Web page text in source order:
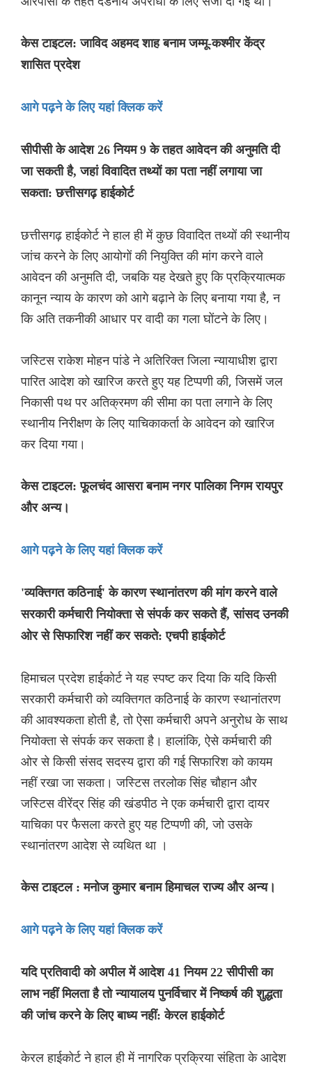
केस टाइटल: जाविद अहमद शाह बनाम जम्मू-कश्मीर केंद्र
शासित प्रदेश
आगे पढ़ने के लिए यहां क्लिक करें
सीपीसी के आदेश 26 नियम 9 के तहत आवेदन की अनुमति दी
जा सकती है, जहां विवादित तथ्यों का पता नहीं लगाया जा
सकता: छत्तीसगढ़ हाईकोर्ट
छत्तीसगढ़ हाईकोर्ट ने हाल ही में कुछ विवादित तथ्यों की स्थानीय
जांच करने के लिए आयोगों की नियुक्ति की मांग करने वाले
आवेदन की अनुमति दी, जबकि यह देखते हुए कि प्रक्रियात्मक
कानून न्याय के कारण को आगे बढ़ाने के लिए बनाया गया है, न
कि अति तकनीकी आधार पर वादी का गला घोंटने के लिए।
जस्टिस राकेश मोहन पांडे ने अतिरिक्त जिला न्यायाधीश द्वारा
पारित आदेश को खारिज करते हुए यह टिप्पणी की, जिसमें जल
निकासी पथ पर अतिक्रमण की सीमा का पता लगाने के लिए
स्थानीय निरीक्षण के लिए याचिकाकर्ता के आवेदन को खारिज
कर दिया गया।
केस टाइटल: फूलचंद आसरा बनाम नगर पालिका निगम रायपुर
और अन्य।
आगे पढ़ने के लिए यहां क्लिक करें
'व्यक्तिगत कठिनाई' के कारण स्थानांतरण की मांग करने वाले
सरकारी कर्मचारी नियोक्ता से संपर्क कर सकते हैं, सांसद उनकी
ओर से सिफारिश नहीं कर सकते: एचपी हाईकोर्ट
हिमाचल प्रदेश हाईकोर्ट ने यह स्पष्ट कर दिया कि यदि किसी
सरकारी कर्मचारी को व्यक्तिगत कठिनाई के कारण स्थानांतरण
की आवश्यकता होती है, तो ऐसा कर्मचारी अपने अनुरोध के साथ
नियोक्ता से संपर्क कर सकता है। हालांकि, ऐसे कर्मचारी की
ओर से किसी संसद सदस्य द्वारा की गई सिफारिश को कायम
नहीं रखा जा सकता। जस्टिस तरलोक सिंह चौहान और
जस्टिस वीरेंद्र सिंह की खंडपीठ ने एक कर्मचारी द्वारा दायर
याचिका पर फैसला करते हुए यह टिप्पणी की, जो उसके
स्थानांतरण आदेश से व्यथित था ।
केस टाइटल : मनोज कुमार बनाम हिमाचल राज्य और अन्य।
आगे पढ़ने के लिए यहां क्लिक करें
यदि प्रतिवादी को अपील में आदेश 41 नियम 22 सीपीसी का
लाभ नहीं मिलता है तो न्यायालय पुनर्विचार में निष्कर्ष की शुद्धता
की जांच करने के लिए बाध्य नहीं: केरल हाईकोर्ट
केरल हाईकोर्ट ने हाल ही में नागरिक प्रक्रिया संहिता के आदेश